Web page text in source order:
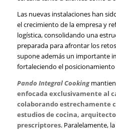
Las nuevas instalaciones han
el crecimiento de la empresa y
logística, consolidando una
preparada para afrontar los
supone además un importante
fortaleciendo el
Pando Integral Cooking
enfocada exclusivamente al
colaborando estrechamente
estudios de cocina,
prescriptores. Paralelamente,